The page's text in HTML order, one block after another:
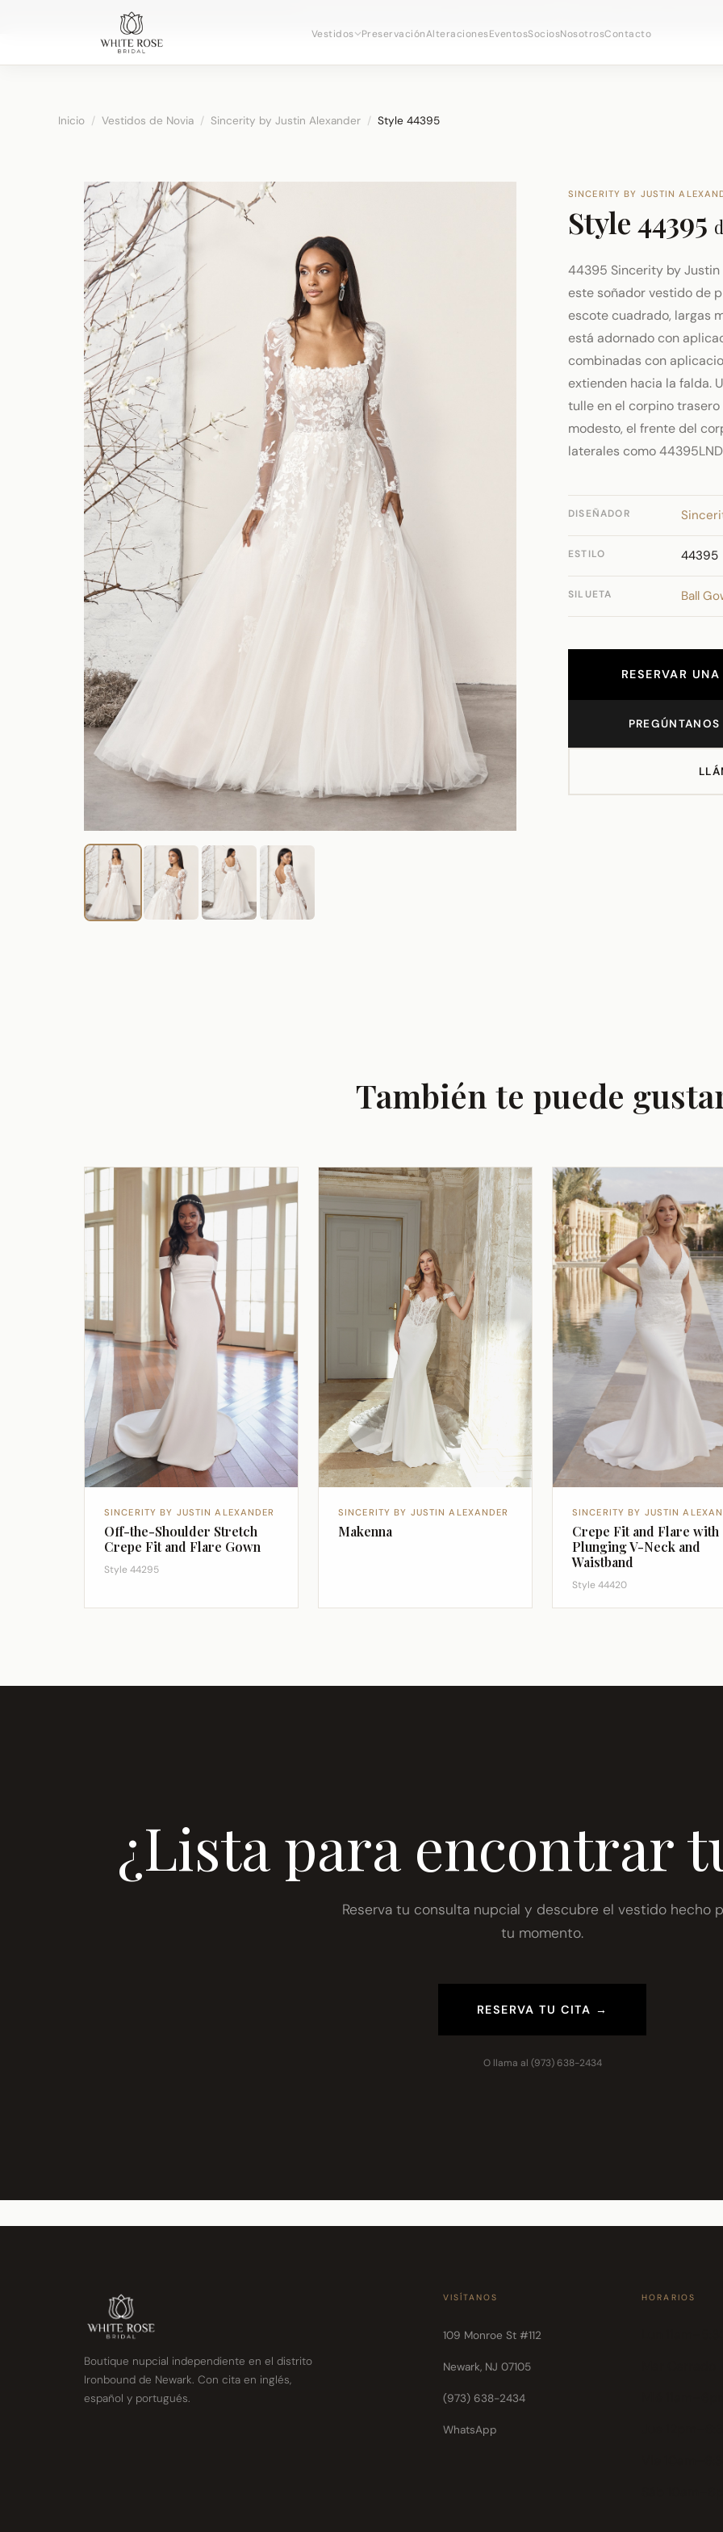
Vestidos PreservaciónAlteracionesEventosSociosNosotrosContacto
Inicio / Vestidos de Novia / Sincerity by Justin Alexander / Style 44395
SINCERITY BY JUSTIN
Style 44395
44395 Sincerity by
este soñador vestido de
escote cuadrado, largas
está adornado con
combinadas con
extienden hacia la falda.
tulle en el corpino
modesto, el frente del
laterales como
DISEÑADOR
ESTILO 44395
SILUETA Ball
RESERVAR
También te puede
SINCERITY BY JUSTIN ALEXANDER
Off-the-Shoulder Stretch
Crepe Fit and Flare Gown
Style 44295
SINCERITY BY JUSTIN ALEXANDER
Makenna
SINCERITY BY JUSTIN
Crepe Fit and Flare with
Plunging V-Neck and
Waistband
Style 44420
¿Lista para encontrar
Reserva tu consulta nupcial y descubre el vestido hecho
tu momento.
RESERVA TU CITA →
O llama al (973) 638-2434
Boutique nupcial independiente en el distrito
Ironbound de Newark. Con cita en inglés,
español y portugués.
VISÍTANOS
109 Monroe St #112
Newark, NJ 07105
(973) 638-2434
WhatsApp
HORARIOS